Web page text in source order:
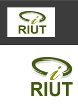
Skip
navigation